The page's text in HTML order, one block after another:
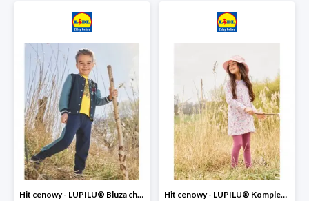
Hit cenowy - LUPILU® Bluza chłopięca w stylu college Hit cenowy - LUPILU® Komplet dziewczęcy (sukienka + legginsy)